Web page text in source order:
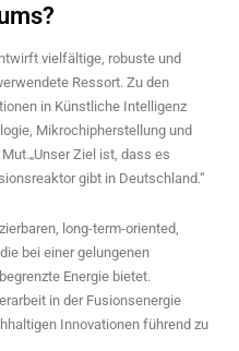
vielfältige, robuste und
Ressort. Zu den
in Künstliche Intelligenz
Mikrochipherstellung und
Ziel ist, dass es
gibt in Deutschland.“
long-term-oriented,
bei einer gelungenen
Energie bietet.
in der Fusionsenergie
Innovationen führend zu